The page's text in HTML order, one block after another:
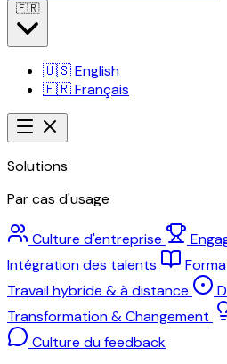
🇫🇷
🇺🇸English
🇫🇷Français
Solutions
Par cas d'usage
Culture d'entreprise
Intégration des talents
Travail hybride & à distance
Transformation & Changement
Culture du feedback